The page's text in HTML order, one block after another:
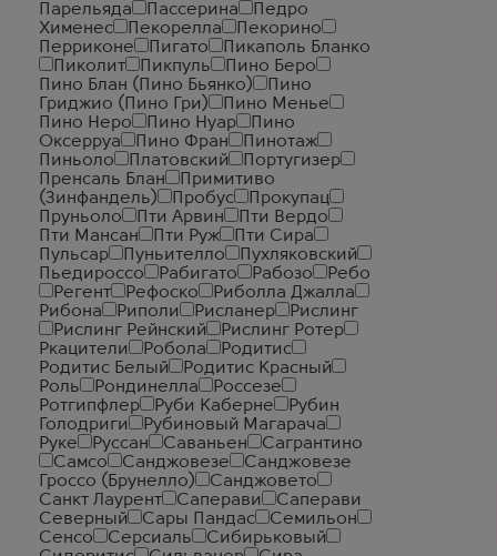
Парельяда
Пассерина
Педро
Хименес
Пекорелла
Пекорино
Перриконе
Пигато
Пикаполь Бланко
Пиколит
Пикпуль
Пино Беро
Пино Блан (Пино Бьянко)
Пино
Гриджио (Пино Гри)
Пино Менье
Пино Неро
Пино Нуар
Пино
Оксерруа
Пино Фран
Пинотаж
Пиньоло
Платовский
Португизер
Пренсаль Блан
Примитиво
(Зинфандель)
Пробус
Прокупац
Пруньоло
Пти Арвин
Пти Вердо
Пти Мансан
Пти Руж
Пти Сира
Пульсар
Пуньителло
Пухляковский
Пьедироссо
Рабигато Рабозо
Ребо
Регент
Рефоско
Риболла Джалла
Рибона
Риполи Рисланер
Рислинг
Рислинг Рейнский
Рислинг Ротер
Ркацители
Робола
Родитис
Родитис Белый
Родитис Красный
Роль
Рондинелла
Россезе
Ротгипфлер
Руби Каберне
Рубин
Голодриги
Рубиновый Магарача
Руке
Руссан Саваньен
Сагрантино
Самсо
Санджовезе
Санджовезе
Гроссо (Брунелло)
Санджовето
Санкт Лаурент
Саперави
Саперави
Северный
Сары Пандас
Семильон
Сенсо
Серсиаль
Сибирьковый